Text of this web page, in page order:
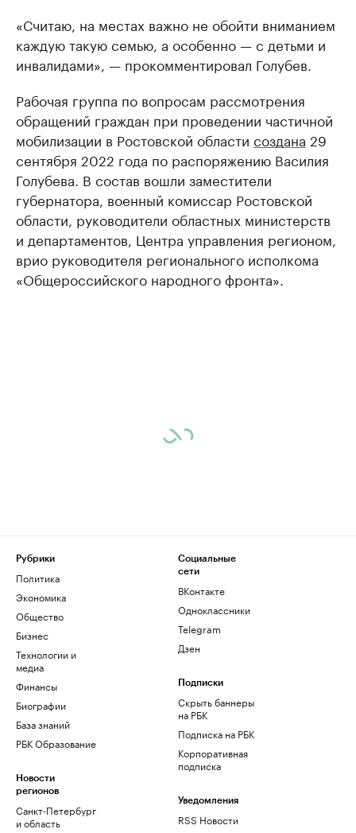
«Считаю, на местах важно не обойти вниманием
каждую такую семью, а особенно — с детьми и
инвалидами», — прокомментировал Голубев.
Рабочая группа по вопросам рассмотрения
обращений граждан при проведении частичной
мобилизации в Ростовской области создана 29
сентября 2022 года по распоряжению Василия
Голубева. В состав вошли заместители
губернатора, военный комиссар Ростовской
области, руководители областных министерств
и департаментов, Центра управления регионом,
врио руководителя регионального исполкома
«Общероссийского народного фронта».
Рубрики
Политика
Экономика
Общество
Бизнес
Технологии и
медиа
Финансы
Биографии
База знаний
РБК Образование
Новости
регионов
Санкт-Петербург
и область
Социальные
сети
ВКонтакте
Одноклассники
Telegram
Дзен
Подписки
Скрыть баннеры
на РБК
Подписка на РБК
Корпоративная
подписка
Уведомления
RSS Новости